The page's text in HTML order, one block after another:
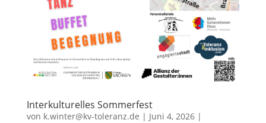
Interkulturelles Sommerfest
von k.winter@kv-toleranz.de | Juni 4, 2026|